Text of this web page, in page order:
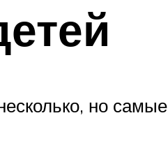
но самые